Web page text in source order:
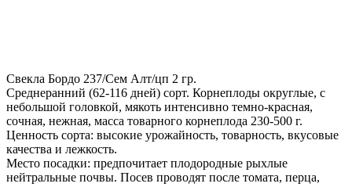
Свекла Бордо 237/Сем Алт/цп 2 гр.
Среднеранний (62-116 дней) сорт. Корнеплоды округлые, с
небольшой головкой, мякоть интенсивно темно-красная,
сочная, нежная, масса товарного корнеплода 230-500 г.
Ценность сорта: высокие урожайность, товарность, вкусовые
качества и лежкость.
Место посадки: предпочитает плодородные рыхлые
нейтральные почвы. Посев проводят после томата, перца,